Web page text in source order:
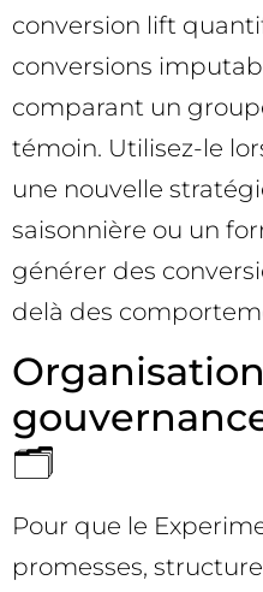
conversion lift
conversions
comparant un
témoin. Utilisez-le
une nouvelle
saisonnière ou un
générer des
delà des
🗂️
Pour que le
promesses,